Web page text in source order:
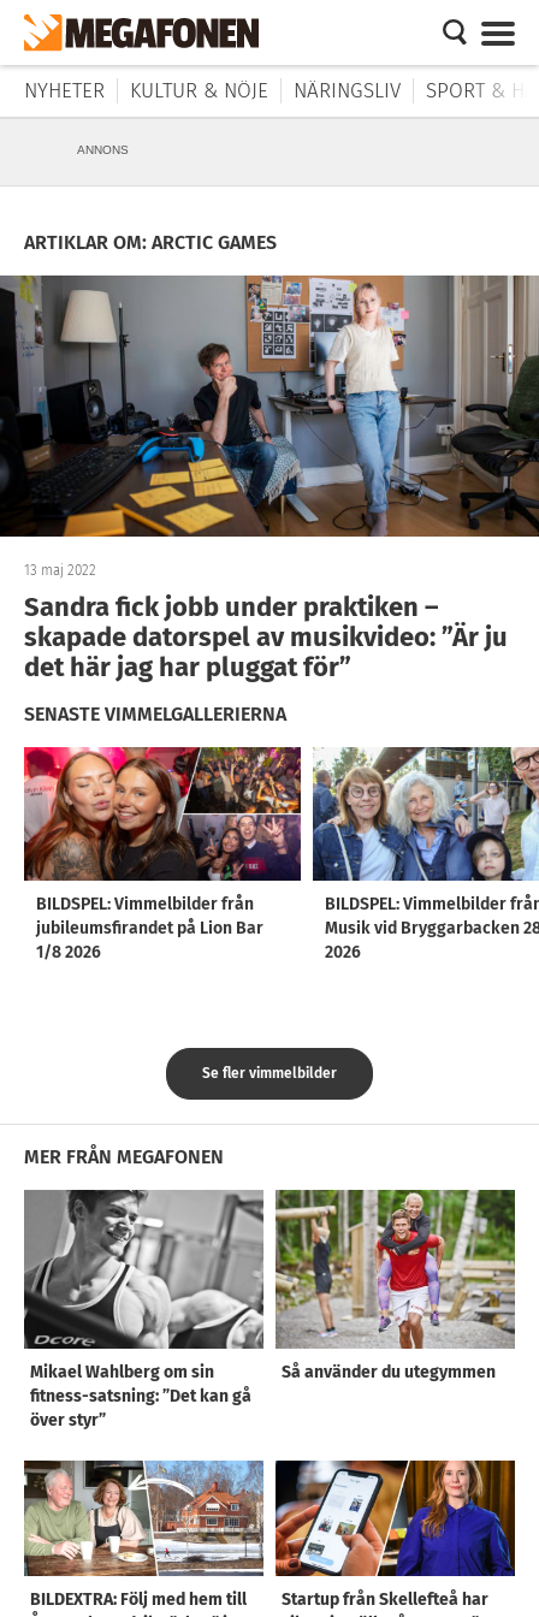
NYHETER KULTUR & NÖJE NÄRINGSLIV SPORT &
ANNONS
ARTIKLAR OM: ARCTIC GAMES
13 maj 2022
Sandra fick jobb under praktiken –
skapade datorspel av musikvideo: ”Är ju
det här jag har pluggat för”
SENASTE VIMMELGALLERIERNA
BILDSPEL: Vimmelbilder från
jubileumsfirandet på Lion Bar
1/8 2026
BILDSPEL: Vimmelbilder
Musik vid Bryggarbacken
2026
Se fler vimmelbilder
MER FRÅN MEGAFONEN
Mikael Wahlberg om sin
fitness-satsning: ”Det kan gå
över styr”
Så använder du utegymmen
BILDEXTRA: Följ med hem till
Startup från Skellefteå har